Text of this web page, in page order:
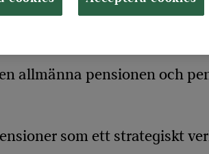
allmänna pensionen och
som ett strategiskt